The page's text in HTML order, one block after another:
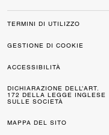
TERMINI DI UTILIZZO
GESTIONE DI COOKIE
ACCESSIBILITÀ
DICHIARAZIONE DELL’ART.
172 DELLA LEGGE INGLESE
SULLE SOCIETÀ
MAPPA DEL SITO